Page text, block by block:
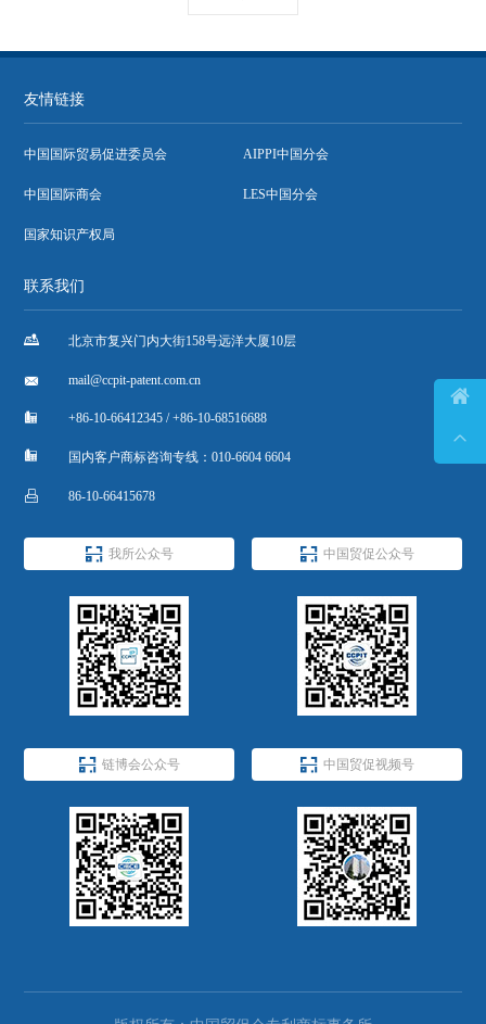
友情链接
中国国际贸易促进委员会 AIPPI中国分会
中国国际商会 LES中国分会
国家知识产权局
联系我们
 北京市复兴门内大街158号远洋大厦10层
 mail@ccpit-patent.com.cn
 +86-10-66412345 / +86-10-68516688
 国内客户商标咨询专线：010-6604 6604
 86-10-66415678
 我所公众号  中国贸促公众号
 链博会公众号  中国贸促视频号

